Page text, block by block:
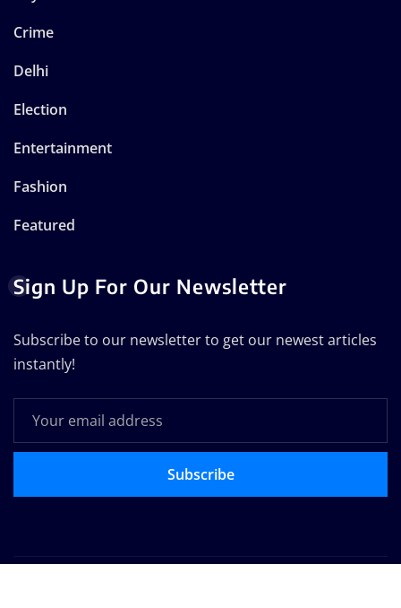
Crime
Delhi
Election
Entertainment
Fashion
Featured
Sign Up For Our Newsletter
Subscribe to our newsletter to get our newest articles
instantly!
Subscribe